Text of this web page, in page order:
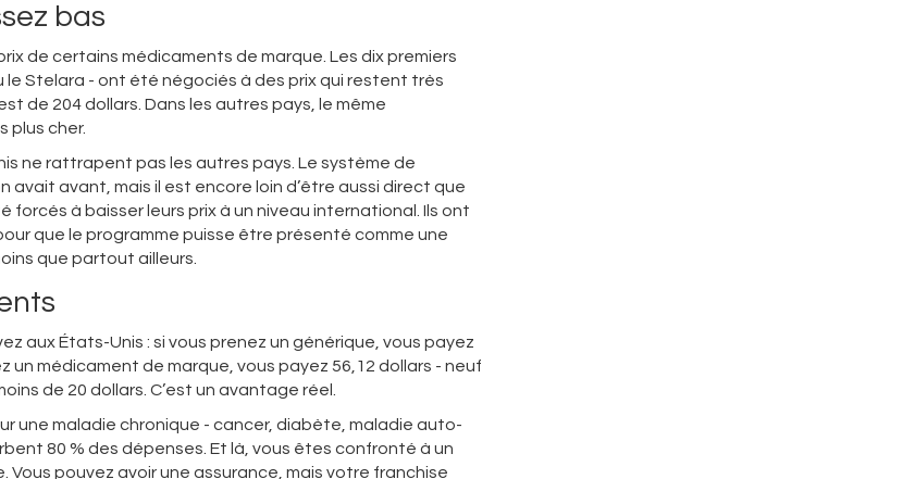
bas
de certains médicaments de marque. Les dix premiers
le Stelara - ont été négociés à des prix qui restent très
de 204 dollars. Dans les autres pays, le même
plus cher.
ne rattrapent pas les autres pays. Le système de
avant, mais il est encore loin d’être aussi direct que
à baisser leurs prix à un niveau international. Ils ont
que le programme puisse être présenté comme une
que partout ailleurs.
aux États-Unis : si vous prenez un générique, vous payez
un médicament de marque, vous payez 56,12 dollars - neuf
de 20 dollars. C’est un avantage réel.
une maladie chronique - cancer, diabète, maladie auto-
80 % des dépenses. Et là, vous êtes confronté à un
Vous pouvez avoir une assurance, mais votre franchise